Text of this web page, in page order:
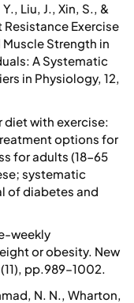
Liu, J., Xin, S., &
Exercise
Strength in
A Systematic
in Physiology, 12,
diet with exercise:
options for
for adults (18-65
systematic
of diabetes and
weekly
or obesity. New
pp.989–1002.
N. N., Wharton,